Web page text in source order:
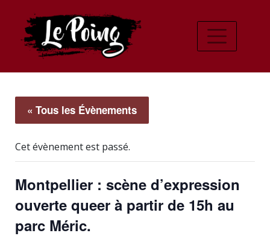
« Tous les Évènements
Cet évènement est passé.
Montpellier : scène d’expression
ouverte queer à partir de 15h au
parc Méric.